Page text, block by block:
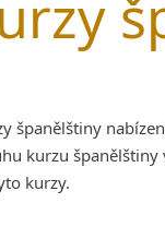
španělštiny
kurzu
kurzy.